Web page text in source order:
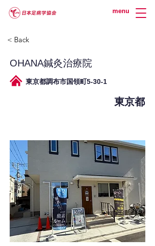
menu
< Back
OHANA鍼灸治療院
東京都調布市国領町5-30-1
東京都